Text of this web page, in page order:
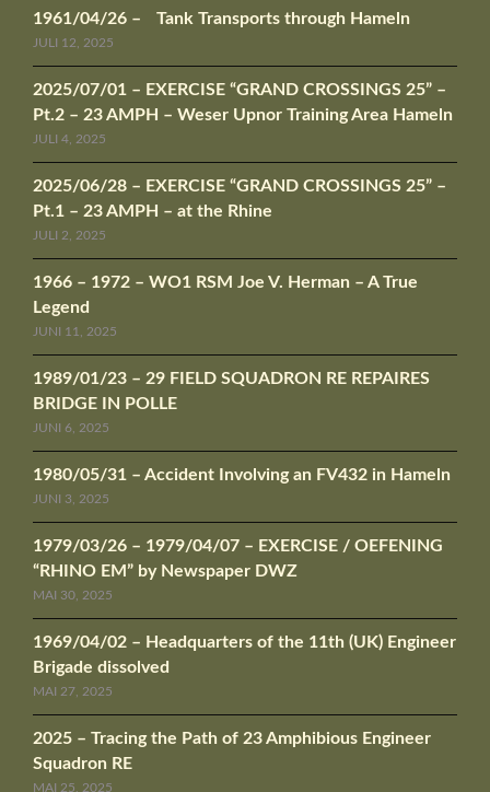
1961/04/26 – Tank Transports through Hameln
JULI 12, 2025
2025/07/01 – EXERCISE “GRAND CROSSINGS 25” –
Pt.2 – 23 AMPH – Weser Upnor Training Area Hameln
JULI 4, 2025
2025/06/28 – EXERCISE “GRAND CROSSINGS 25” –
Pt.1 – 23 AMPH – at the Rhine
JULI 2, 2025
1966 – 1972 – WO1 RSM Joe V. Herman – A True
Legend
JUNI 11, 2025
1989/01/23 – 29 FIELD SQUADRON RE REPAIRES
BRIDGE IN POLLE
JUNI 6, 2025
1980/05/31 – Accident Involving an FV432 in Hameln
JUNI 3, 2025
1979/03/26 – 1979/04/07 – EXERCISE / OEFENING
“RHINO EM” by Newspaper DWZ
MAI 30, 2025
1969/04/02 – Headquarters of the 11th (UK) Engineer
Brigade dissolved
MAI 27, 2025
2025 – Tracing the Path of 23 Amphibious Engineer
Squadron RE
MAI 25, 2025